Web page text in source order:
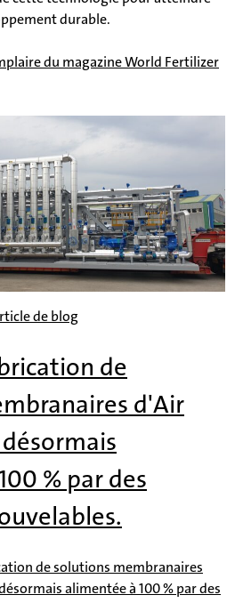
durable.
du magazine World Fertilizer
de blog
de
d'Air
% par des